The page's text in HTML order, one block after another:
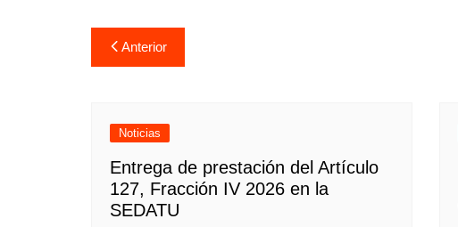
Navegación
de
Anterior
Noticias
Entrega de prestación del Artículo
127, Fracción IV 2026 en la
SEDATU